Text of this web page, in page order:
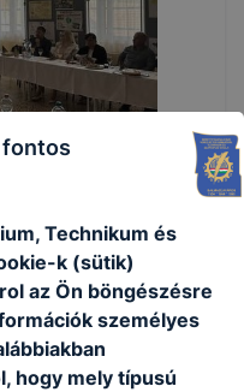
fontos
Technikum és
k (sütik)
az Ön böngészésre
személyes
hogy mely típusú